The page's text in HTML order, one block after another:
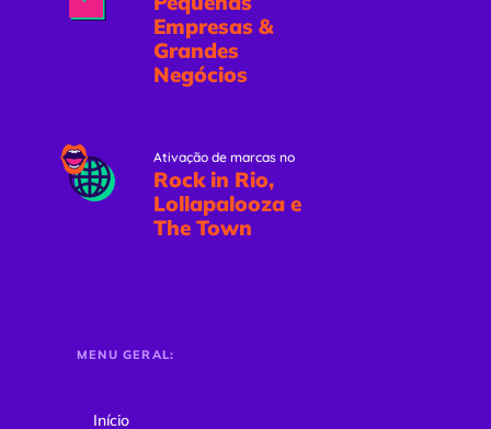
Empresas &
Grandes
Negócios
Ativação de marcas no
Rock in Rio,
Lollapalooza e
The Town
MENU GERAL:
Início